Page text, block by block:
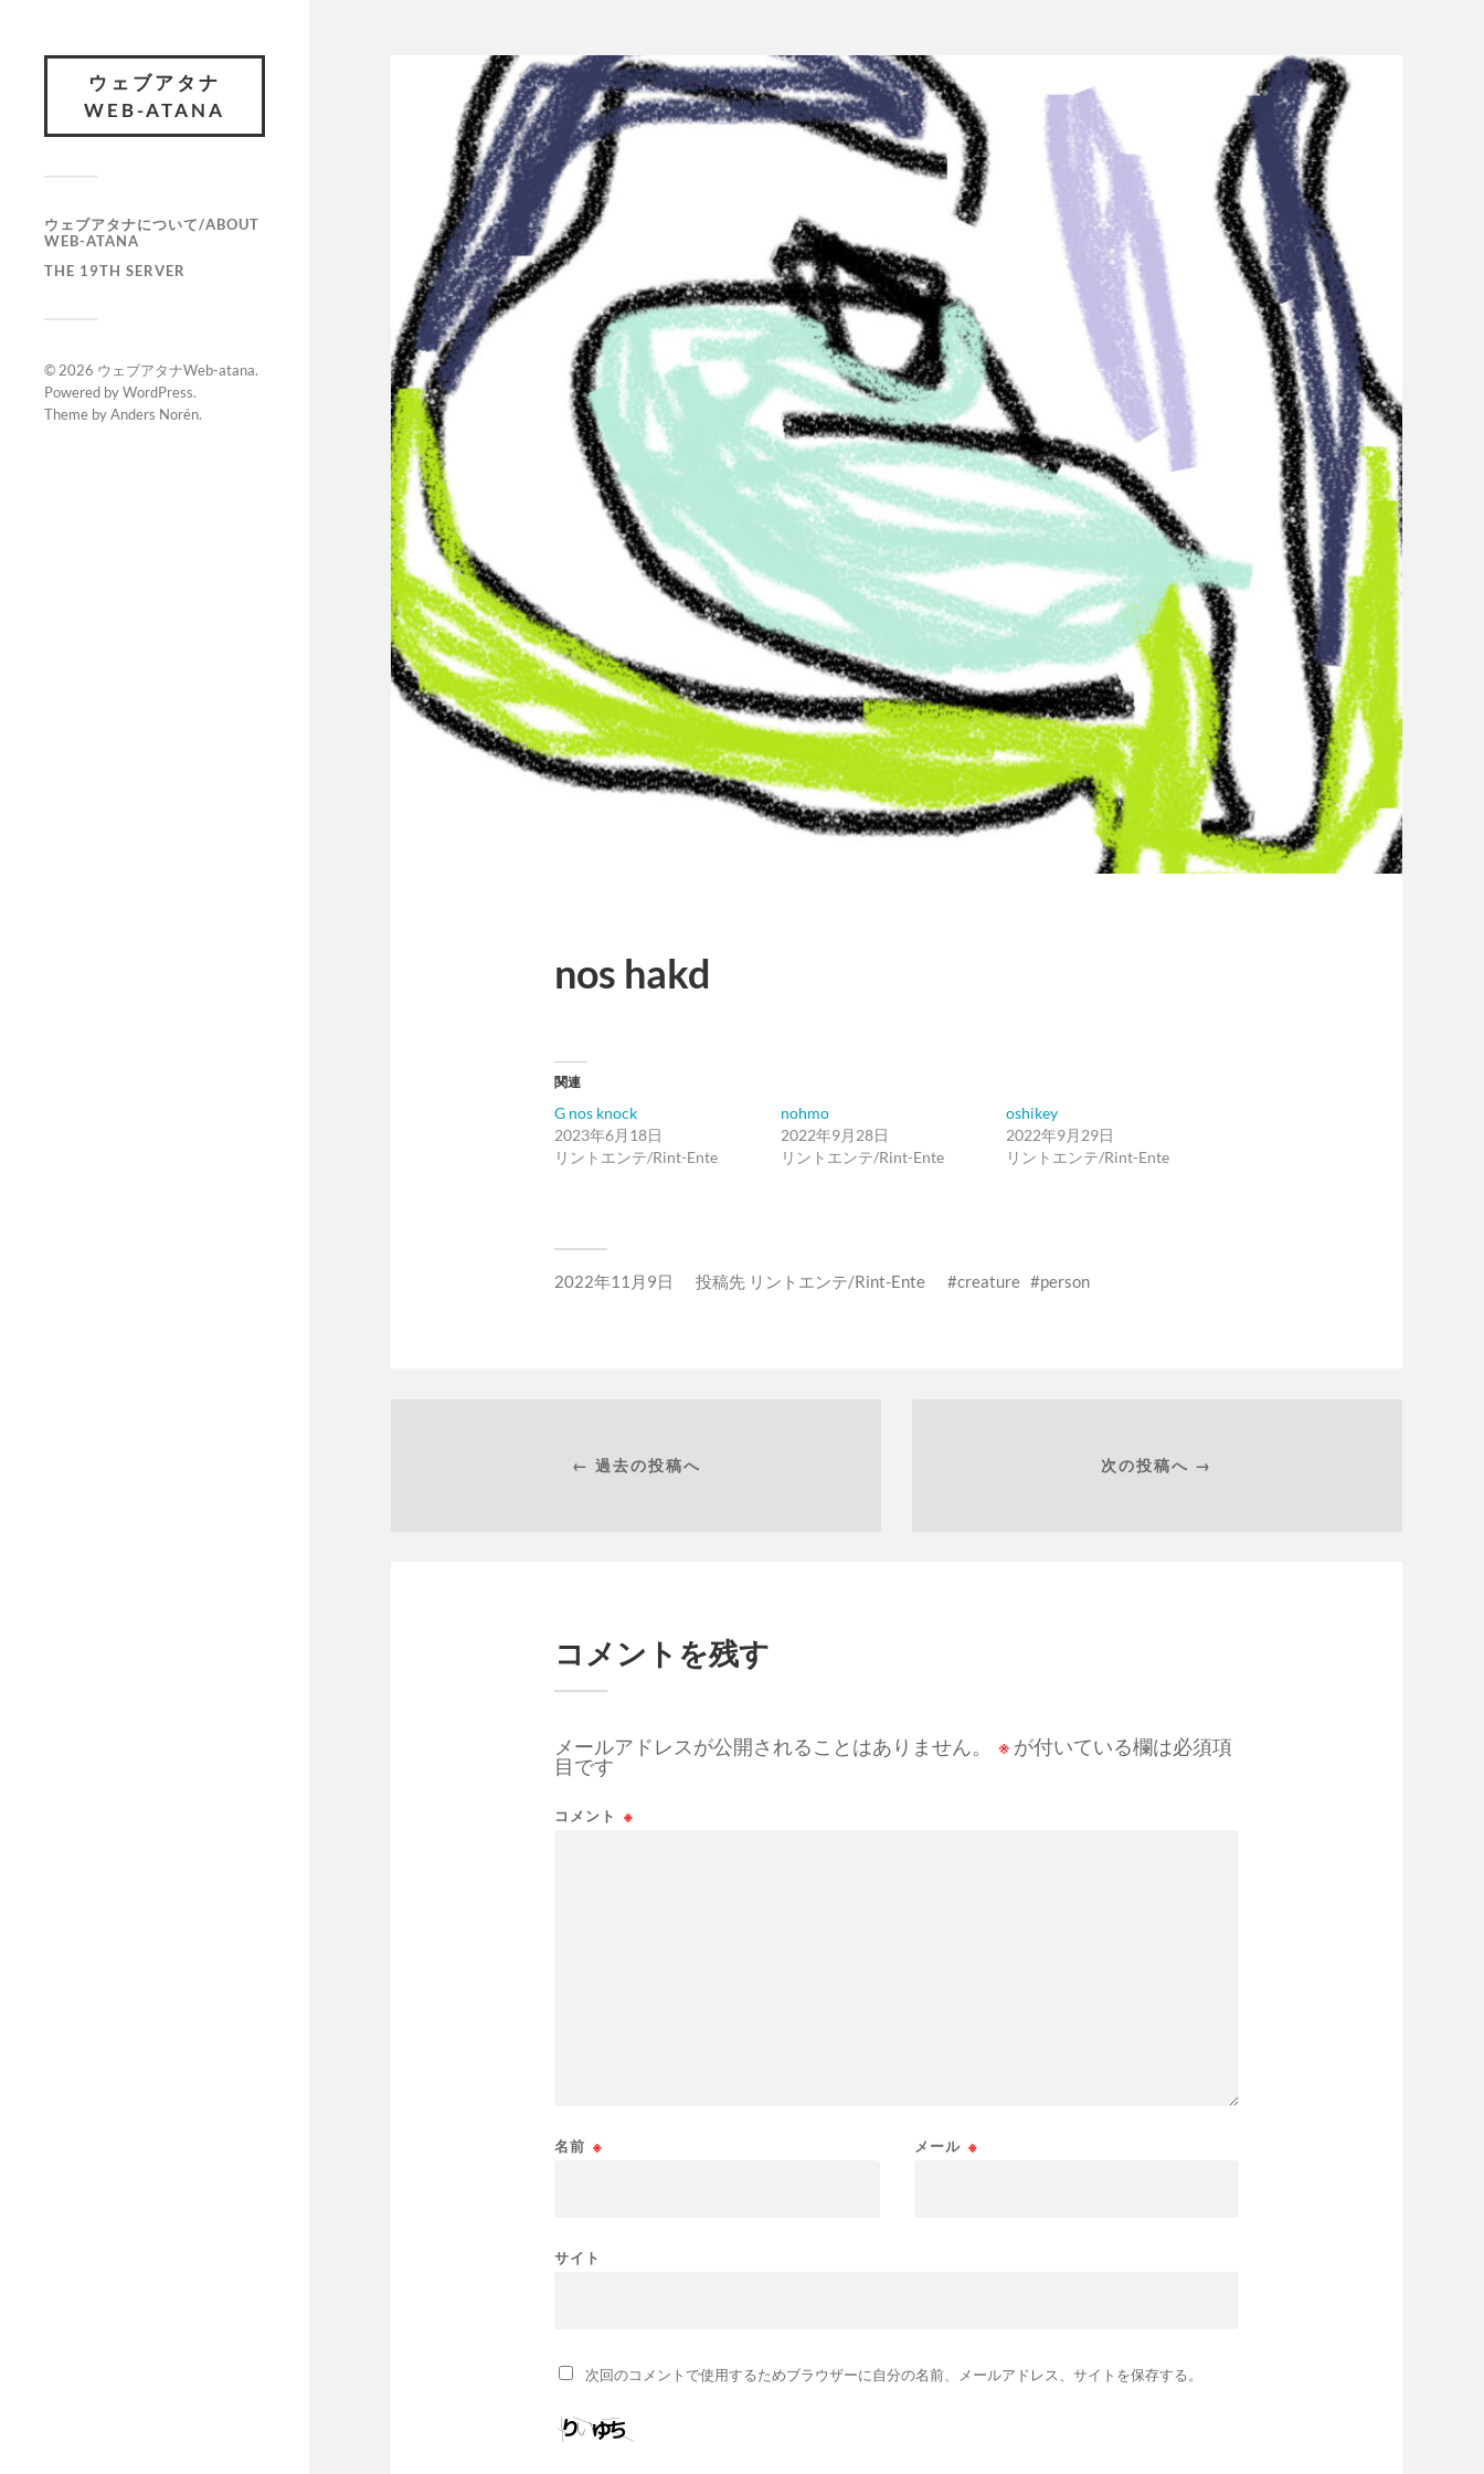
ウェブアタナ
WEB-ATANA
ウェブアタナについて/ABOUT
WEB-ATANA
THE 19TH SERVER
© 2026 ウェブアタナWeb-atana.
Powered byWordPress.
Theme byAnders Norén.
nos hakd
関連
G nos knock
2023年6月18日
リントエンテ/Rint-Ente
nohmo
2022年9月28日
リントエンテ/Rint-Ente
oshikey
2022年9月29日
リントエンテ/Rint-Ente
2022年11月9日 投稿先 リントエンテ/Rint-Ente creature person
← 過去の投稿へ 次の投稿へ →
コメントを残す
メールアドレスが公開されることはありません。 ※ が付いている欄は必須項
目です
コメント ※
名前 ※ メール ※
サイト
次回のコメントで使用するためブラウザーに自分の名前、メールアドレス、サイトを保存する。